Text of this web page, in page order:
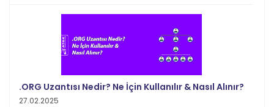
.ORG Uzantısı Nedir? Ne İçin Kullanılır & Nasıl Alınır?
27.02.2025